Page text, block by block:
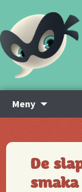
Meny
innehåll
De
smaka